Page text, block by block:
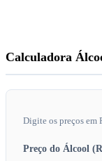
Calculadora
Digite os preços em
Preço do Álcool